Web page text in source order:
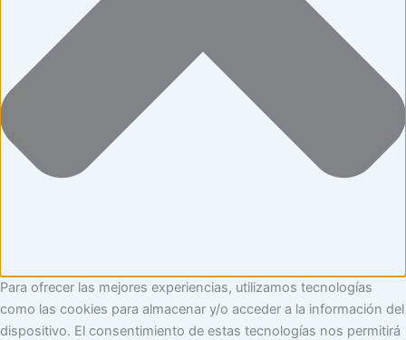
Para ofrecer las mejores experiencias, utilizamos tecnologías
como las cookies para almacenar y/o acceder a la información del
dispositivo. El consentimiento de estas tecnologías nos permitirá